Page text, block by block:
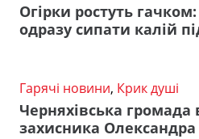
Огірки ростуть
одразу сипати калій
Гарячі новини, Крик душі
Черняхівська громада
захисника Олександра